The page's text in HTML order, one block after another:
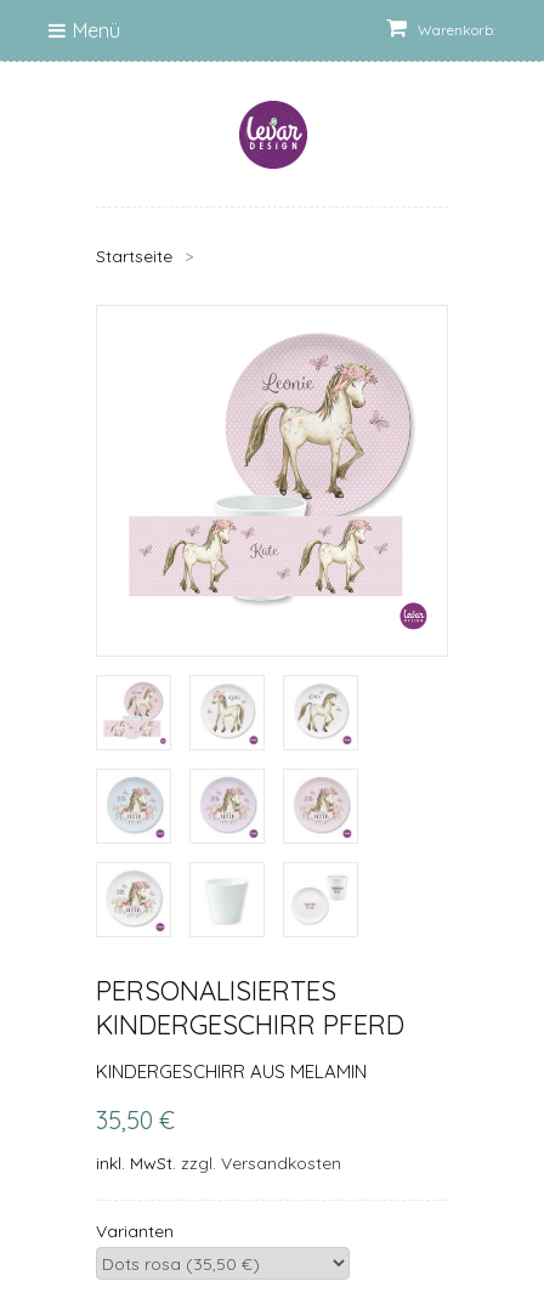
Warenkorb:
Menü
Startseite >
PERSONALISIERTES
KINDERGESCHIRR PFERD
KINDERGESCHIRR AUS MELAMIN
35,50 €
inkl. MwSt. zzgl. Versandkosten
Varianten